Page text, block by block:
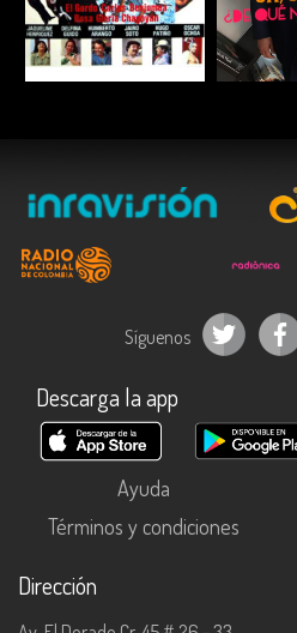
ESCUCHAR
Síguenos
Descarga la app
Ayuda
Términos y condiciones
Dirección